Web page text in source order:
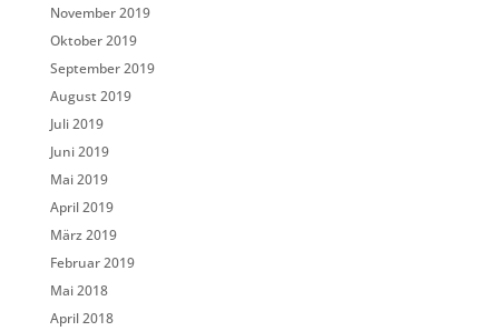
November 2019
Oktober 2019
September 2019
August 2019
Juli 2019
Juni 2019
Mai 2019
April 2019
März 2019
Februar 2019
Mai 2018
April 2018